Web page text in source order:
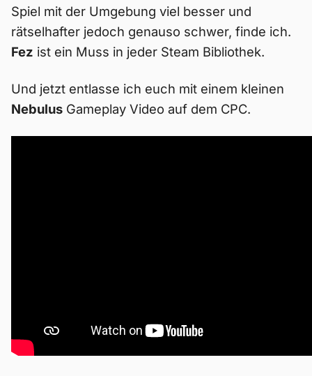
Spiel mit der Umgebung viel besser und
rätselhafter jedoch genauso schwer, finde ich.
Fez ist ein Muss in jeder Steam Bibliothek.
Und jetzt entlasse ich euch mit einem kleinen
Nebulus Gameplay Video auf dem CPC.